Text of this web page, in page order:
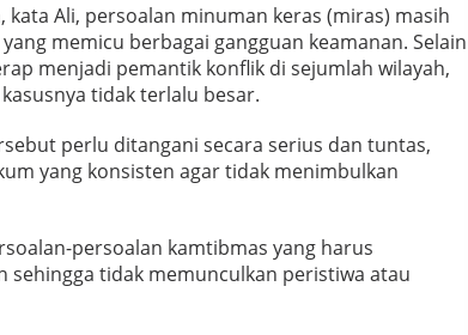
Ali, persoalan minuman keras (miras) masih
memicu berbagai gangguan keamanan. Selain
menjadi pemantik konflik di sejumlah wilayah,
tidak terlalu besar.
perlu ditangani secara serius dan tuntas,
yang konsisten agar tidak menimbulkan
persoalan kamtibmas yang harus
sehingga tidak memunculkan peristiwa atau